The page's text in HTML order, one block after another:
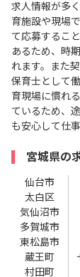
求人情報が多
育施設や現場
て応募するこ
あるため、時
れます。また
保育士として
育現場に慣れ
ているため、
も安心して仕
宮城県の
仙台市
太白区
気仙沼市
多賀城市
東松島市
蔵王町
村田町